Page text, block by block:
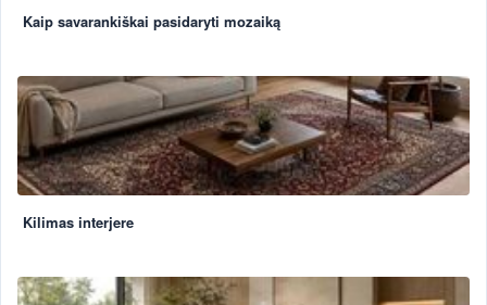
Kaip savarankiškai pasidaryti mozaiką
Kilimas interjere